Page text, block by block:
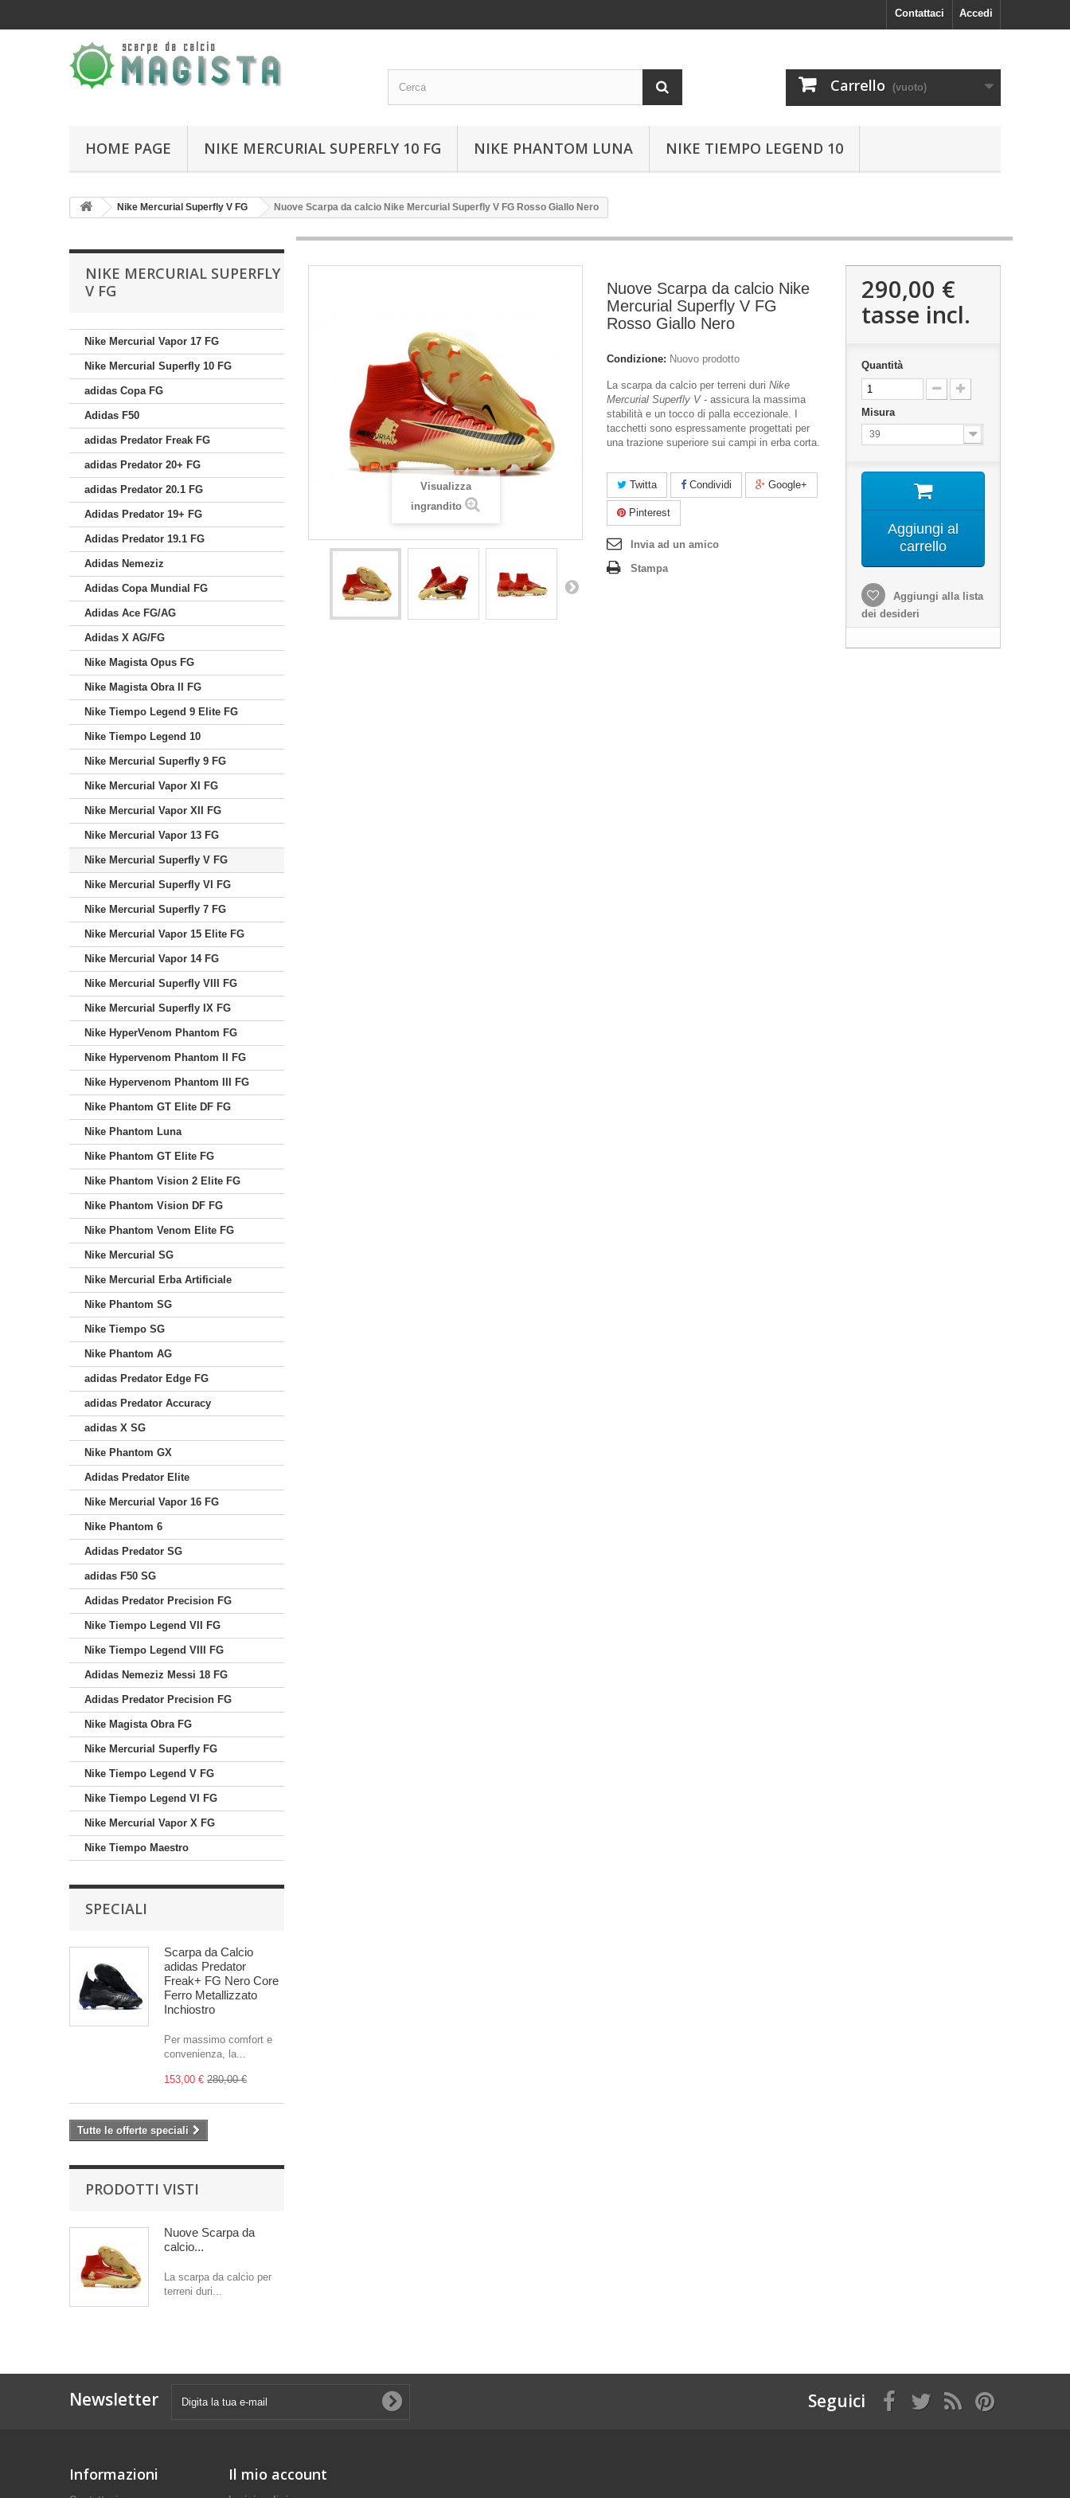
Accedi
Contattaci
Carrello (vuoto)
HOME PAGE NIKE MERCURIAL SUPERFLY 10 FG NIKE PHANTOM LUNA NIKE TIEMPO LEGEND 10
Nike Mercurial Superfly V FG Nuove Scarpa da calcio Nike Mercurial Superfly V FG Rosso Giallo Nero
NIKE MERCURIAL SUPERFLY
V FG
Nike Mercurial Vapor 17 FG
Nike Mercurial Superfly 10 FG
adidas Copa FG
Adidas F50
adidas Predator Freak FG
adidas Predator 20+ FG
adidas Predator 20.1 FG
Adidas Predator 19+ FG
Adidas Predator 19.1 FG
Adidas Nemeziz
Adidas Copa Mundial FG
Adidas Ace FG/AG
Adidas X AG/FG
Nike Magista Opus FG
Nike Magista Obra II FG
Nike Tiempo Legend 9 Elite FG
Nike Tiempo Legend 10
Nike Mercurial Superfly 9 FG
Nike Mercurial Vapor XI FG
Nike Mercurial Vapor XII FG
Nike Mercurial Vapor 13 FG
Nike Mercurial Superfly V FG
Nike Mercurial Superfly VI FG
Nike Mercurial Superfly 7 FG
Nike Mercurial Vapor 15 Elite FG
Nike Mercurial Vapor 14 FG
Nike Mercurial Superfly VIII FG
Nike Mercurial Superfly IX FG
Nike HyperVenom Phantom FG
Nike Hypervenom Phantom II FG
Nike Hypervenom Phantom III FG
Nike Phantom GT Elite DF FG
Nike Phantom Luna
Nike Phantom GT Elite FG
Nike Phantom Vision 2 Elite FG
Nike Phantom Vision DF FG
Nike Phantom Venom Elite FG
Nike Mercurial SG
Nike Mercurial Erba Artificiale
Nike Phantom SG
Nike Tiempo SG
Nike Phantom AG
adidas Predator Edge FG
adidas Predator Accuracy
adidas X SG
Nike Phantom GX
Adidas Predator Elite
Nike Mercurial Vapor 16 FG
Nike Phantom 6
Adidas Predator SG
adidas F50 SG
Adidas Predator Precision FG
Nike Tiempo Legend VII FG
Nike Tiempo Legend VIII FG
Adidas Nemeziz Messi 18 FG
Adidas Predator Precision FG
Nike Magista Obra FG
Nike Mercurial Superfly FG
Nike Tiempo Legend V FG
Nike Tiempo Legend VI FG
Nike Mercurial Vapor X FG
Nike Tiempo Maestro
SPECIALI
Scarpa da Calcio
adidas Predator
Freak+ FG Nero Core
Ferro Metallizzato
Inchiostro
Per massimo comfort e
convenienza, la...
153,00 € 280,00 €
Tutte le offerte speciali
PRODOTTI VISTI
Nuove Scarpa da
calcio...
La scarpa da calcio per
terreni duri...
Visualizza
ingrandito
Nuove Scarpa da calcio Nike
Mercurial Superfly V FG
Rosso Giallo Nero
Condizione: Nuovo prodotto
La scarpa da calcio per terreni duri Nike
Mercurial Superfly V- assicura la massima
stabilità e un tocco di palla eccezionale. I
tacchetti sono espressamente progettati per
una trazione superiore sui campi in erba corta.
Twitta Condividi Google+
Pinterest
Invia ad un amico
Stampa
290,00 €
tasse incl.
Quantità
Misura
39
Aggiungi al
carrello
Aggiungi alla lista
dei desideri
Newsletter Seguici
Informazioni Il mio account